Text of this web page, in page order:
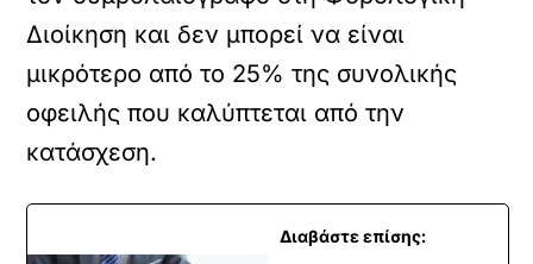
Διοίκηση και δεν μπορεί να είναι
μικρότερο από το 25% της συνολικής
οφειλής που καλύπτεται από την
κατάσχεση.
Διαβάστε επίσης: